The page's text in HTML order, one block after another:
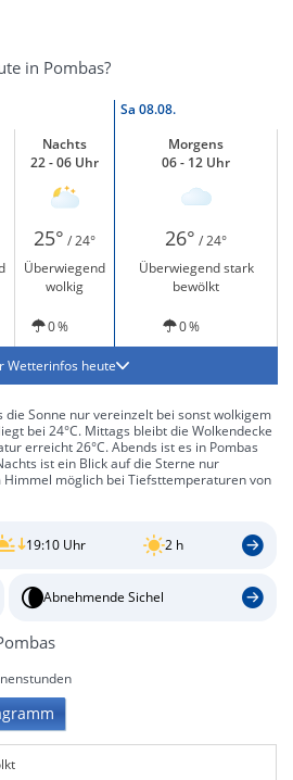
in Pombas?
Sa 08.08.
Nachts
22 - 06 Uhr
Morgens
06 - 12 Uhr
25° / 24° 26° / 24°
Überwiegend
wolkig
Überwiegend stark
bewölkt
0 % 0 %
Wetterinfos heute
die Sonne nur vereinzelt bei sonst wolkigem
bei 24°C. Mittags bleibt die Wolkendecke
erreicht 26°C. Abends ist es in Pombas
ist ein Blick auf die Sterne nur
möglich bei Tiefsttemperaturen von
19:10 Uhr 2 h
Abnehmende Sichel